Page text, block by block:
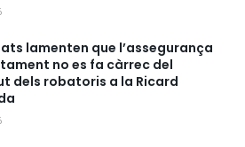
lamenten que l’assegurança
no es fa càrrec del
dels robatoris a la Ricard